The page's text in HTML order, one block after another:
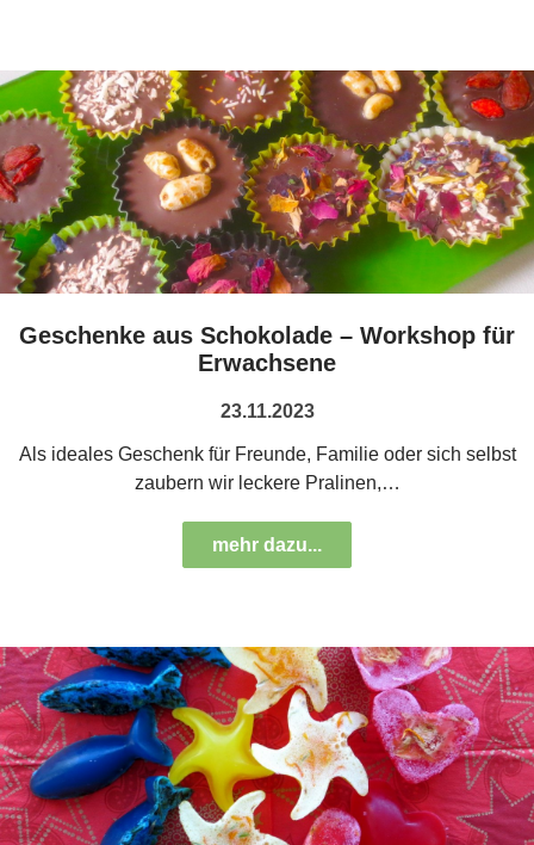
Geschenke aus Schokolade – Workshop für
Erwachsene
23.11.2023
Als ideales Geschenk für Freunde, Familie oder sich selbst
zaubern wir leckere Pralinen,…
mehr dazu...